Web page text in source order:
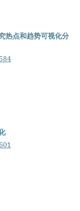
热点和趋势可视化分